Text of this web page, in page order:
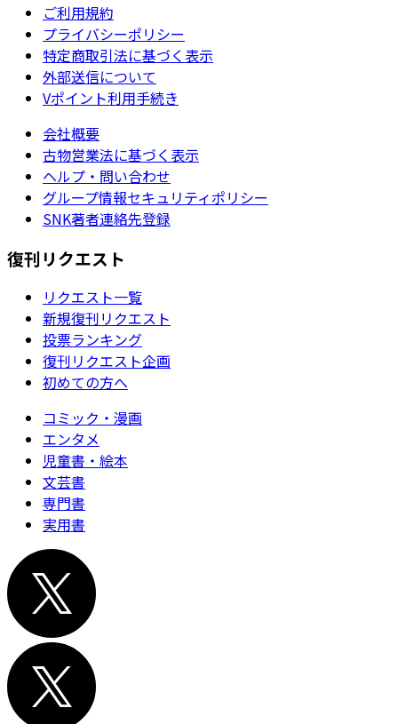
ご利用規約
プライバシーポリシー
特定商取引法に基づく表示
外部送信について
Vポイント利用手続き
会社概要
古物営業法に基づく表示
ヘルプ・問い合わせ
グループ情報セキュリティポリシー
SNK著者連絡先登録
復刊リクエスト
リクエスト一覧
新規復刊リクエスト
投票ランキング
復刊リクエスト企画
初めての方へ
コミック・漫画
エンタメ
児童書・絵本
文芸書
専門書
実用書